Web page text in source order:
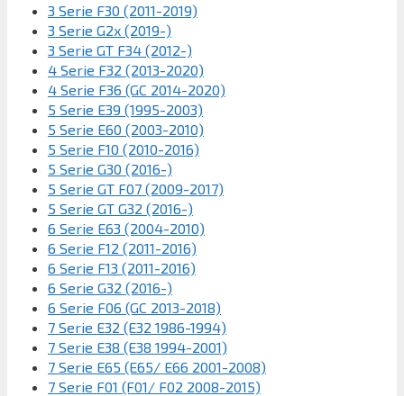
3 Serie F30 (2011-2019)
3 Serie G2x (2019-)
3 Serie GT F34 (2012-)
4 Serie F32 (2013-2020)
4 Serie F36 (GC 2014-2020)
5 Serie E39 (1995-2003)
5 Serie E60 (2003-2010)
5 Serie F10 (2010-2016)
5 Serie G30 (2016-)
5 Serie GT F07 (2009-2017)
5 Serie GT G32 (2016-)
6 Serie E63 (2004-2010)
6 Serie F12 (2011-2016)
6 Serie F13 (2011-2016)
6 Serie G32 (2016-)
6 Serie F06 (GC 2013-2018)
7 Serie E32 (E32 1986-1994)
7 Serie E38 (E38 1994-2001)
7 Serie E65 (E65/ E66 2001-2008)
7 Serie F01 (F01/ F02 2008-2015)